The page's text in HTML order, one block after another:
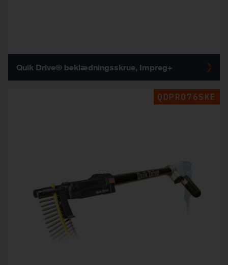
Quik Drive® beklædningsskrue, Impreg+
QDPRO76SKE